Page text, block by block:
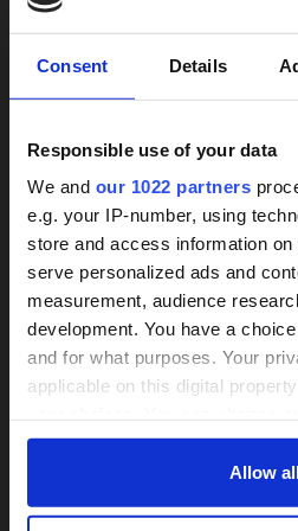
Consent Details
Responsible use of your data
We and our 1022 partners
e.g. your IP-number, using
store and access information
serve personalized ads and
measurement, audience
development. You have a
and for what purposes. Your
applicable on this digital
any time from the Cookie
Allow
ist die Kostenübernahme
Pflegekasse zu klären!
Ist eine Pflege zu Hause durch
einer geeigneten Alternative
Dürfen wir Ihnen
Wir unterstützen
Suche nach
Personal. Sparen
24h-
Über 800